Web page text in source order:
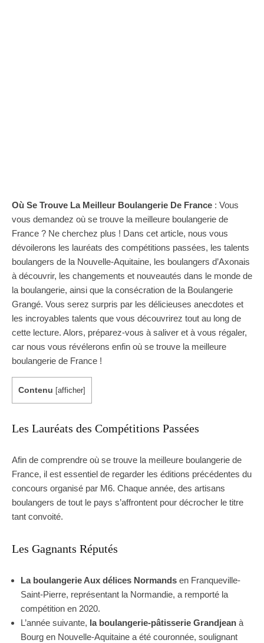
Où Se Trouve La Meilleur Boulangerie De France : Vous
vous demandez où se trouve la meilleure boulangerie de
France ? Ne cherchez plus ! Dans cet article, nous vous
dévoilerons les lauréats des compétitions passées, les talents
boulangers de la Nouvelle-Aquitaine, les boulangers d’Axonais
à découvrir, les changements et nouveautés dans le monde de
la boulangerie, ainsi que la consécration de la Boulangerie
Grangé. Vous serez surpris par les délicieuses anecdotes et
les incroyables talents que vous découvrirez tout au long de
cette lecture. Alors, préparez-vous à saliver et à vous régaler,
car nous vous révélerons enfin où se trouve la meilleure
boulangerie de France !
Contenu [afficher]
Les Lauréats des Compétitions Passées
Afin de comprendre où se trouve la meilleure boulangerie de
France, il est essentiel de regarder les éditions précédentes du
concours organisé par M6. Chaque année, des artisans
boulangers de tout le pays s’affrontent pour décrocher le titre
tant convoité.
Les Gagnants Réputés
La boulangerie Aux délices Normands en Franqueville-
Saint-Pierre, représentant la Normandie, a remporté la
compétition en 2020.
L’année suivante, la boulangerie-pâtisserie Grandjean à
Bourg en Nouvelle-Aquitaine a été couronnée, soulignant